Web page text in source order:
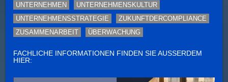
UNTERNEHMEN
UNTERNEHMENSKULTUR
UNTERNEHMENSSTRATEGIE
ZUKUNFTDERCOMPLIANCE
ZUSAMMENARBEIT
ÜBERWACHUNG
FACHLICHE INFORMATIONEN FINDEN SIE AUSSERDEM H
IER: